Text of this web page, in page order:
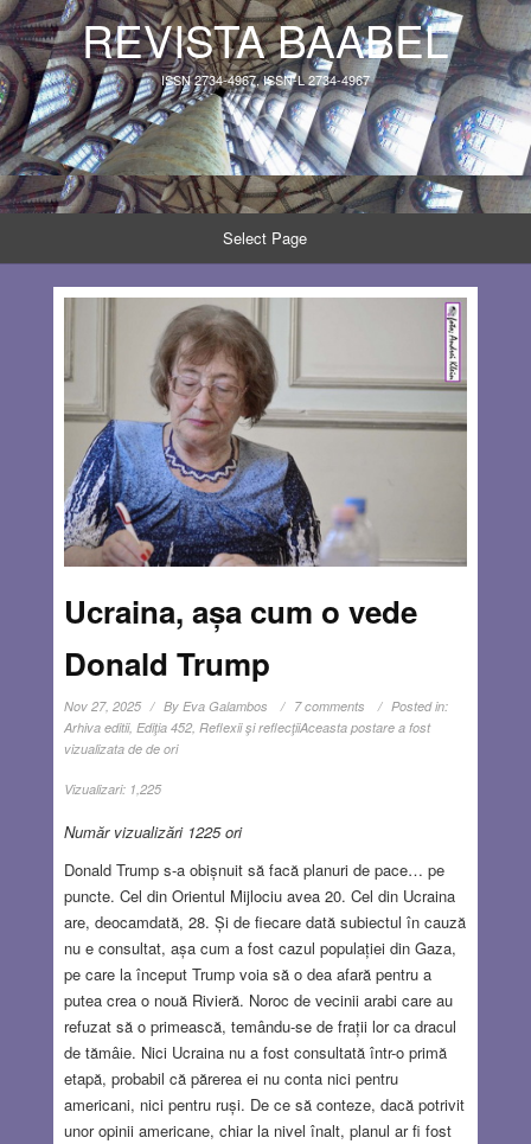
REVISTA BAABEL
ISSN 2734-4967, ISSN-L 2734-4967
Select Page
Ucraina, așa cum o vede
Donald Trump
Nov 27, 2025 By Eva Galambos 7 comments
Posted in:
Arhiva editii, Ediţia 452, Reflexii şi reflecţiiAceasta postare a fost
vizualizata de de ori
Vizualizari: 1,225
Număr vizualizări 1225 ori
Donald Trump s-a obișnuit să facă planuri de pace… pe
puncte. Cel din Orientul Mijlociu avea 20. Cel din Ucraina
are, deocamdată, 28. Și de fiecare dată subiectul în cauză
nu e consultat, așa cum a fost cazul populației din Gaza,
pe care la început Trump voia să o dea afară pentru a
putea crea o nouă Rivieră. Noroc de vecinii arabi care au
refuzat să o primească, temându-se de frații lor ca dracul
de tămâie. Nici Ucraina nu a fost consultată într-o primă
etapă, probabil că părerea ei nu conta nici pentru
americani, nici pentru ruși. De ce să conteze, dacă potrivit
unor opinii americane, chiar la nivel înalt, planul ar fi fost